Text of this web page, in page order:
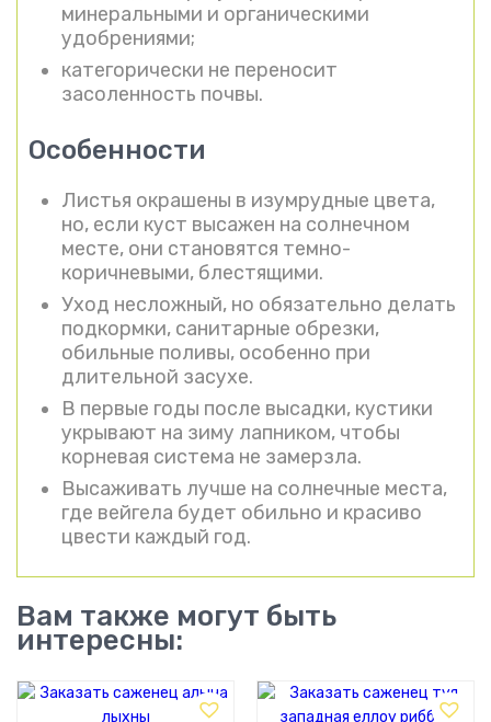
минеральными и органическими
удобрениями;
категорически не переносит
засоленность почвы.
Особенности
Листья окрашены в изумрудные цвета,
но, если куст высажен на солнечном
месте, они становятся темно-
коричневыми, блестящими.
Уход несложный, но обязательно делать
подкормки, санитарные обрезки,
обильные поливы, особенно при
длительной засухе.
В первые годы после высадки, кустики
укрывают на зиму лапником, чтобы
корневая система не замерзла.
Высаживать лучше на солнечные места,
где вейгела будет обильно и красиво
цвести каждый год.
Вам также могут быть
интересны: